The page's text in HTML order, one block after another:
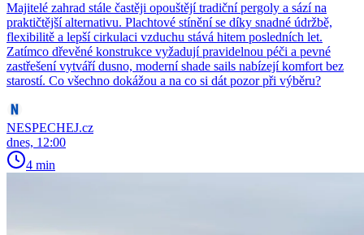
Majitelé zahrad stále častěji opouštějí tradiční pergoly a sází na
praktičtější alternativu. Plachtové stínění se díky snadné údržbě,
flexibilitě a lepší cirkulaci vzduchu stává hitem posledních let.
Zatímco dřevěné konstrukce vyžadují pravidelnou péči a pevné
zastřešení vytváří dusno, moderní shade sails nabízejí komfort bez
starostí. Co všechno dokážou a na co si dát pozor při výběru?
NESPECHEJ.cz
dnes, 12:00
4 min